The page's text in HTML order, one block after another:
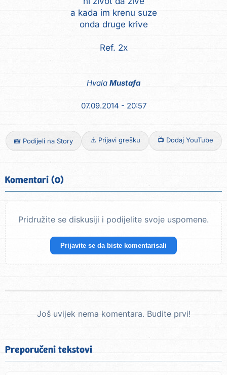
a kada im krenu suze
onda druge krive
Ref. 2x
Hvala Mustafa
07.09.2014 - 20:57
📸 Podijeli na Story ⚠️ Prijavi grešku 📺 Dodaj YouTube
Komentari (0)
Pridružite se diskusiji i podijelite svoje uspomene.
Prijavite se da biste komentarisali
Još uvijek nema komentara. Budite prvi!
Preporučeni tekstovi